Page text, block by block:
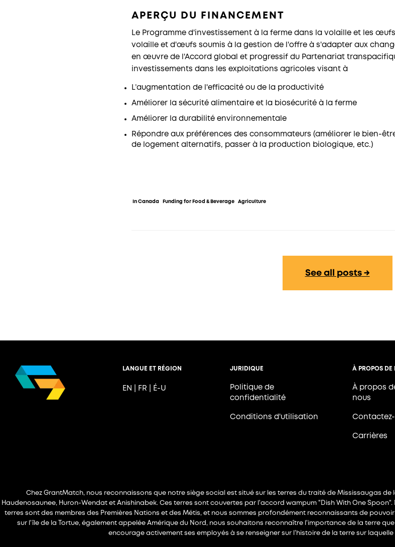
APERÇU DU FINANCEMENT
Le Programme d'investissement à la ferme dans la volaille et les
volaille et d'œufs soumis à la gestion de l'offre à s'adapter aux
en œuvre de l'Accord global et progressif du Partenariat
investissements dans les exploitations agricoles visant à
L’augmentation de l'efficacité ou de la productivité
Améliorer la sécurité alimentaire et la biosécurité à la ferme
Améliorer la durabilité environnementale
Répondre aux préférences des consommateurs (améliorer le bien-
de logement alternatifs, passer à la production biologique, etc.)
In Canada Funding for Food & Beverage Agriculture
See all posts
LANGUE ET RÉGION
EN FR É-U
JURIDIQUE
Politique de
confidentialité
Conditions d'utilisation
À PROPOS DE
À propos
nous
Carrières
Chez GrantMatch, nous reconnaissons que notre siège social est situé sur les terres du traité de Mississaugas
Haudenosaunee, Huron-Wendat et Anishinabek. Ces terres sont couvertes par l'accord wampum "Dish With One
terres sont des membres des Premières Nations et des Métis, et nous sommes profondément reconnaissants de
sur l'île de la Tortue, également appelée Amérique du Nord, nous souhaitons reconnaître l'importance de la terre
encourage activement ses employés à se renseigner sur l'histoire de la terre sur